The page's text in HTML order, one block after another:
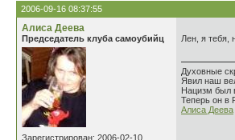
2006-09-16 08:37:55
Алиса Деева
Председатель клуба самоубийц
Зарегистрирован: 2006-02-10
Лен, я тебя,
Духовные
Явил наш
Нацизм был
Теперь он в
Алиса Деева